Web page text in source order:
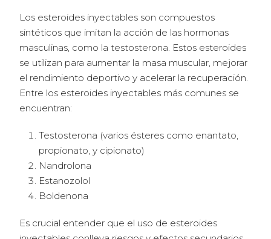
Los esteroides inyectables son compuestos
sintéticos que imitan la acción de las hormonas
masculinas, como la testosterona. Estos esteroides
se utilizan para aumentar la masa muscular, mejorar
el rendimiento deportivo y acelerar la recuperación.
Entre los esteroides inyectables más comunes se
encuentran:
Testosterona (varios ésteres como enantato,
propionato, y cipionato)
Nandrolona
Estanozolol
Boldenona
Es crucial entender que el uso de esteroides